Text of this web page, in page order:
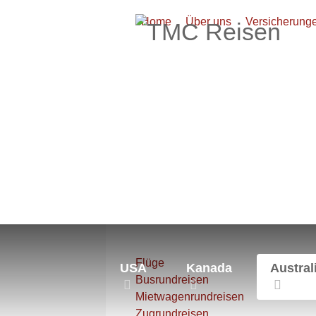
Home Über uns
USA Kanada
Flüge
Busrundreisen
Mietwagenrundreisen
Zugrundreisen